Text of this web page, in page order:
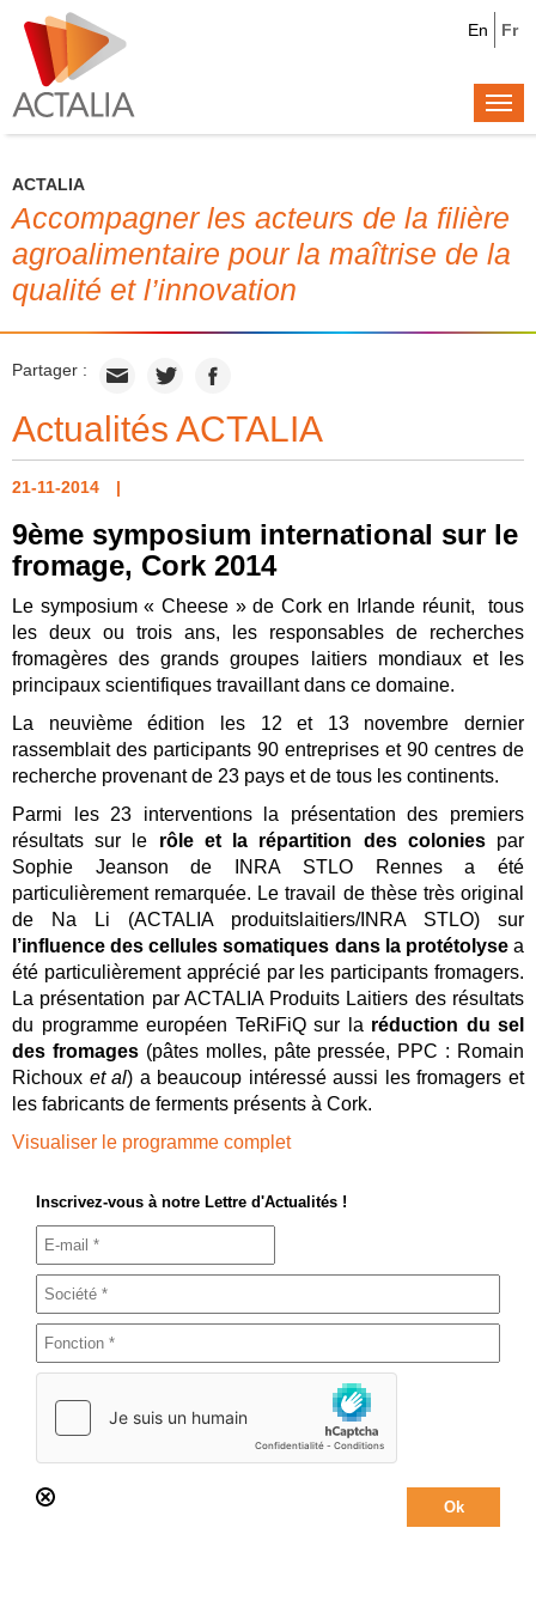
Fr
En
ACTALIA
Accompagner les acteurs de la filière
agroalimentaire pour la maîtrise de la
qualité et l’innovation
Partager :
Actualités ACTALIA
21-11-2014
9ème symposium international sur le
fromage, Cork 2014
Le symposium « Cheese » de Cork en Irlande réunit, tous
les deux ou trois ans, les responsables de recherches
fromagères des grands groupes laitiers mondiaux et les
principaux scientifiques travaillant dans ce domaine.
La neuvième édition les 12 et 13 novembre dernier
rassemblait des participants 90 entreprises et 90 centres de
recherche provenant de 23 pays et de tous les continents.
Parmi les 23 interventions la présentation des premiers
résultats sur le rôle et la répartition des coloniespar
Sophie Jeanson de INRA STLO Rennes a été
particulièrement remarquée. Le travail de thèse très original
de Na Li (ACTALIA produitslaitiers/INRA STLO) sur
l’influence des cellules somatiques dans la protétolysea
été particulièrement apprécié par les participants fromagers.
La présentation par ACTALIA Produits Laitiers des résultats
du programme européen TeRiFiQ sur la réduction du sel
des fromages(pâtes molles, pâte pressée, PPC : Romain
Richoux et al) a beaucoup intéressé aussi les fromagers et
les fabricants de ferments présents à Cork.
Visualiser le programme complet
Inscrivez-vous à notre Lettre d'Actualités !